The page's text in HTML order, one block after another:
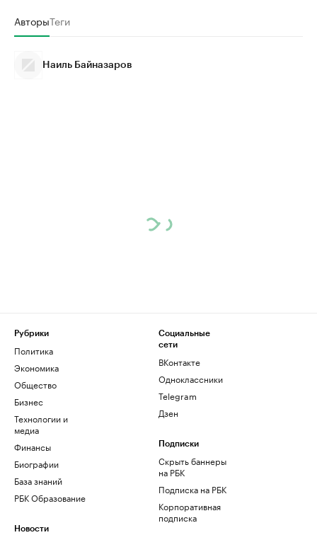
АвторыТеги
Наиль Байназаров
Рубрики
Политика
Экономика
Общество
Бизнес
Технологии и
медиа
Финансы
Биографии
База знаний
РБК Образование
Новости
Социальные
сети
ВКонтакте
Одноклассники
Telegram
Дзен
Подписки
Скрыть баннеры
на РБК
Подписка на РБК
Корпоративная
подписка